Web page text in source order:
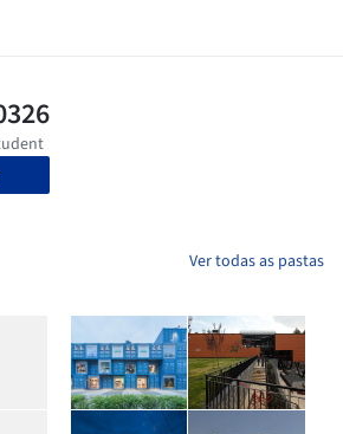
Ver todas as pastas